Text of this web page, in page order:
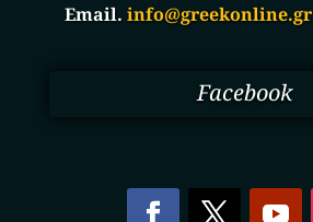
Email.info@greekonline.gr
Facebook